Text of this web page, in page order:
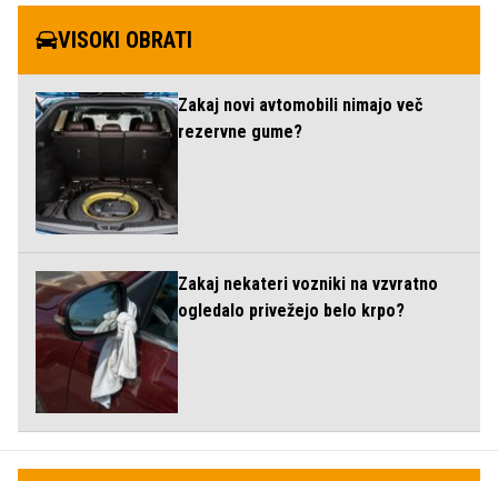
VISOKI OBRATI
Zakaj novi avtomobili nimajo več
rezervne gume?
Zakaj nekateri vozniki na vzvratno
ogledalo privežejo belo krpo?